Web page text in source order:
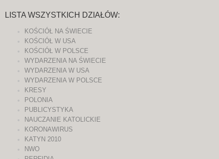
LISTA WSZYSTKICH DZIAŁÓW:
KOŚCIÓŁ NA ŚWIECIE
KOŚCIÓŁ W USA
KOŚCIÓŁ W POLSCE
WYDARZENIA NA ŚWIECIE
WYDARZENIA W USA
WYDARZENIA W POLSCE
KRESY
POLONIA
PUBLICYSTYKA
NAUCZANIE KATOLICKIE
KORONAWIRUS
KATYN 2010
NWO